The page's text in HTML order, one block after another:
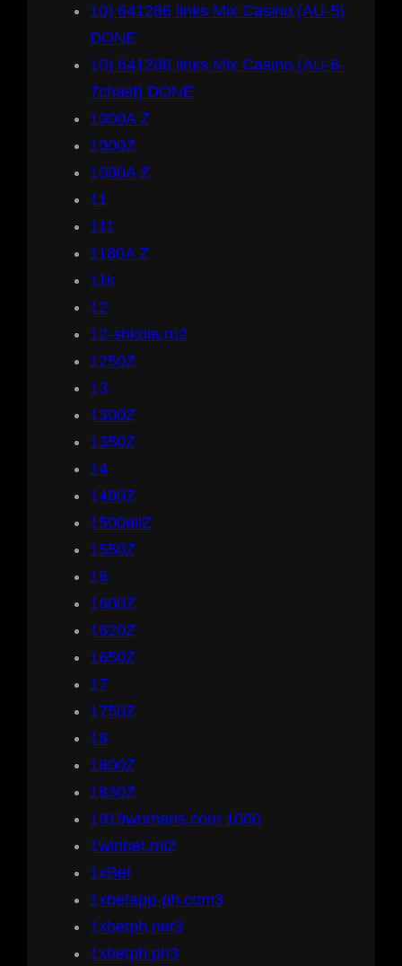
10) 641286 links Mix Casino (AU-5)
DONE
10) 641286 links Mix Casino (AU-6-
7chast) DONE
1000A Z
1000Z
1090A Z
11
111
1180A Z
11k
12
12-shkola.ru2
1250Z
13
1300Z
1350Z
14
1490Z
1500allZ
1550Z
16
1600Z
1620Z
1650Z
17
1750Z
18
1800Z
1830Z
1919womans.com 1000
1winbet.ml2
1xBet
1xbetapp-ph.com3
1xbetph.net3
1xbetph.ph3